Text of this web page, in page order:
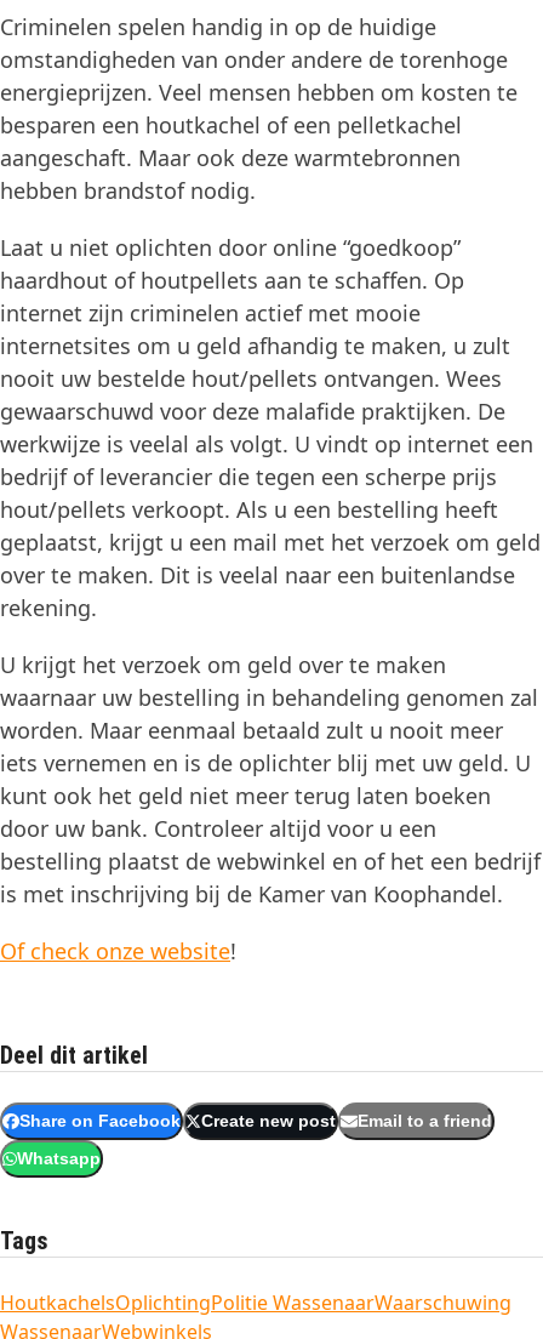
Criminelen spelen handig in op de huidige
omstandigheden van onder andere de torenhoge
energieprijzen. Veel mensen hebben om kosten te
besparen een houtkachel of een pelletkachel
aangeschaft. Maar ook deze warmtebronnen
hebben brandstof nodig.
Laat u niet oplichten door online “goedkoop”
haardhout of houtpellets aan te schaffen. Op
internet zijn criminelen actief met mooie
internetsites om u geld afhandig te maken, u zult
nooit uw bestelde hout/pellets ontvangen. Wees
gewaarschuwd voor deze malafide praktijken. De
werkwijze is veelal als volgt. U vindt op internet een
bedrijf of leverancier die tegen een scherpe prijs
hout/pellets verkoopt. Als u een bestelling heeft
geplaatst, krijgt u een mail met het verzoek om geld
over te maken. Dit is veelal naar een buitenlandse
rekening.
U krijgt het verzoek om geld over te maken
waarnaar uw bestelling in behandeling genomen zal
worden. Maar eenmaal betaald zult u nooit meer
iets vernemen en is de oplichter blij met uw geld. U
kunt ook het geld niet meer terug laten boeken
door uw bank. Controleer altijd voor u een
bestelling plaatst de webwinkel en of het een bedrijf
is met inschrijving bij de Kamer van Koophandel.
Of check onze website!
Deel dit artikel
Share on Facebook Create new post Email to a friend
Whatsapp
Tags
HoutkachelsOplichtingPolitie WassenaarWaarschuwing
WassenaarWebwinkels